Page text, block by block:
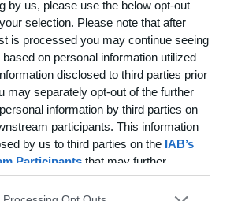
by us, please use the below opt-out
selection. Please note that after
is processed you may continue seeing
on personal information utilized
disclosed to third parties prior
may separately opt-out of the further
information by third parties on
participants. This information
by us to third parties on the IAB’s
Participants that may further
parties.
Oldboys 1 4 Slagelse B&I